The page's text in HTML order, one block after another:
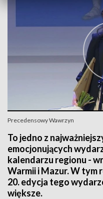
Precedensowy Wawrzyn
To jedno z
emocjonujących
kalendarzu regionu -
Warmii i Mazur. W tym
20. edycja tego
większe.